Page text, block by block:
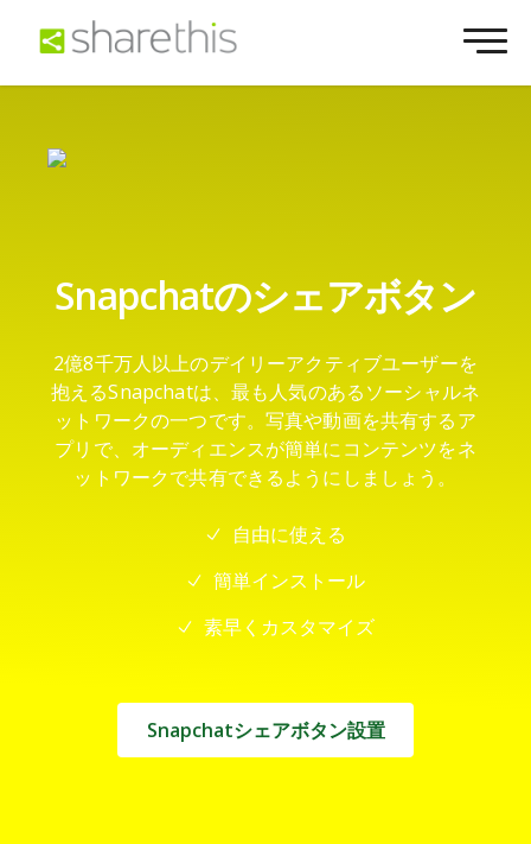
Snapchatのシェアボタン
2億8千万人以上のデイリーアクティブユーザーを
抱えるSnapchatは、最も人気のあるソーシャルネ
ットワークの一つです。写真や動画を共有するア
プリで、オーディエンスが簡単にコンテンツをネ
ットワークで共有できるようにしましょう。
自由に使える
簡単インストール
素早くカスタマイズ
Snapchatシェアボタン設置